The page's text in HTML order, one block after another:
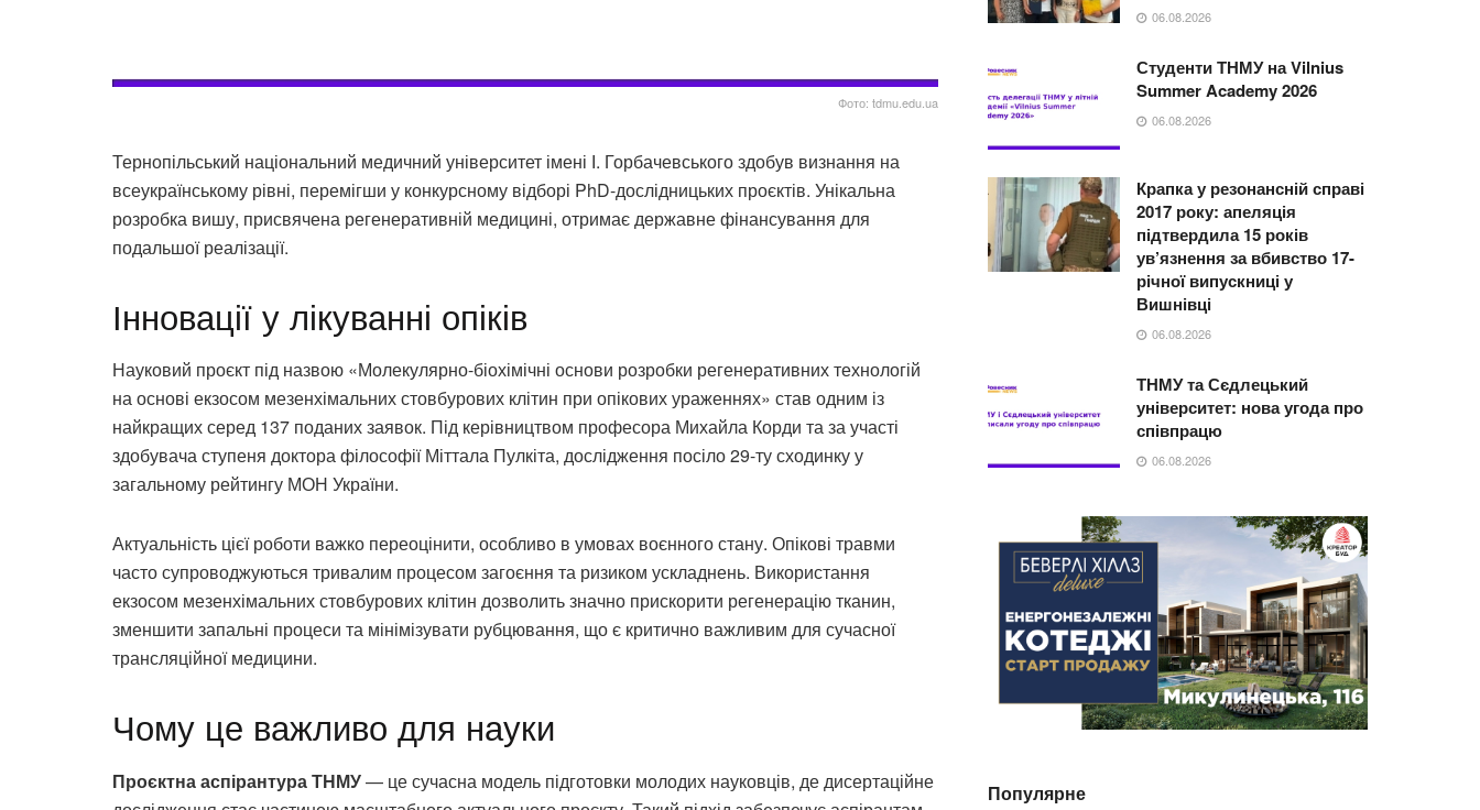
Фото: tdmu.edu.ua
Тернопільський національний медичний університет імені І. Горбачевського здобув визнання на
всеукраїнському рівні, перемігши у конкурсному відборі PhD-дослідницьких проєктів. Унікальна
розробка вишу, присвячена регенеративній медицині, отримає державне фінансування для
подальшої реалізації.
Інновації у лікуванні опіків
Науковий проєкт під назвою «Молекулярно-біохімічні основи розробки регенеративних технологій
на основі екзосом мезенхімальних стовбурових клітин при опікових ураженнях» став одним із
найкращих серед 137 поданих заявок. Під керівництвом професора Михайла Корди та за участі
здобувача ступеня доктора філософії Міттала Пулкіта, дослідження посіло 29-ту сходинку у
загальному рейтингу МОН України.
Актуальність цієї роботи важко переоцінити, особливо в умовах воєнного стану. Опікові травми
часто супроводжуються тривалим процесом загоєння та ризиком ускладнень. Використання
екзосом мезенхімальних стовбурових клітин дозволить значно прискорити регенерацію тканин,
зменшити запальні процеси та мінімізувати рубцювання, що є критично важливим для сучасної
трансляційної медицини.
Чому це важливо для науки
Проєктна аспірантура ТНМУ— це сучасна модель підготовки молодих науковців, де дисертаційне
06.08.2026
Студенти ТНМУ на Vilnius
Summer Academy 2026
06.08.2026
Крапка у резонансній справі
2017 року: апеляція
підтвердила 15 років
ув’язнення за вбивство 17-
річної випускниці у
Вишнівці
06.08.2026
ТНМУ та Сєдлецький
університет: нова угода про
співпрацю
06.08.2026
Популярне